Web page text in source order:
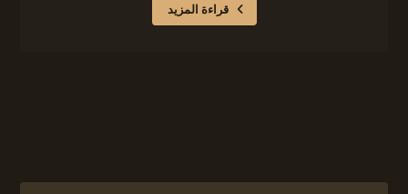
قراءة المزيد